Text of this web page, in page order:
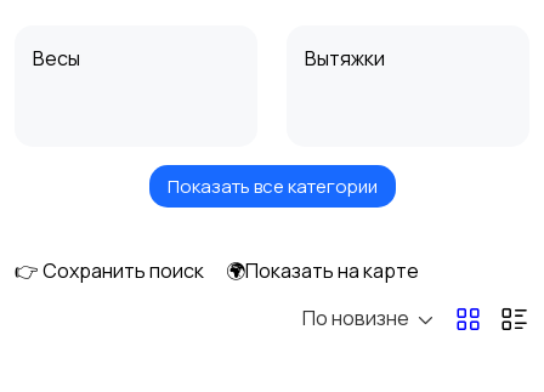
Весы Вытяжки
Измельчение и
Климатическая
Плиты и духовые
Показать все категории
👉 Сохранить поиск
🌍Показать на карте
По новизне